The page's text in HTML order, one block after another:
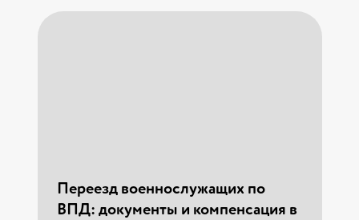
Переезд военнослужащих по
ВПД: документы и компенсация в
Смена жительства — стресс, а переезд в
Калининград по суше — сложный